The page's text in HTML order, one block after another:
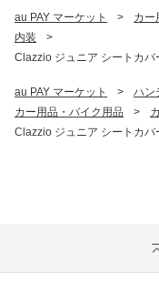
au PAY マーケット > カー
内装
>
Clazzio ジュニア シートカ
au PAY マーケット > ハン
カー用品・バイク用品
>
Clazzio ジュニア シートカ